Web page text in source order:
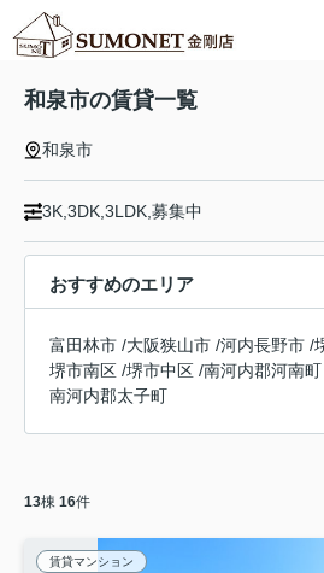
和泉市の賃貸一覧
和泉市
3K,3DK,3LDK,募集中
おすすめのエリア
富田林市 /大阪狭山市 /河内長野市 /
堺市南区 /堺市中区 /南河内郡河南町
南河内郡太子町
13棟 16件
賃貸マンション